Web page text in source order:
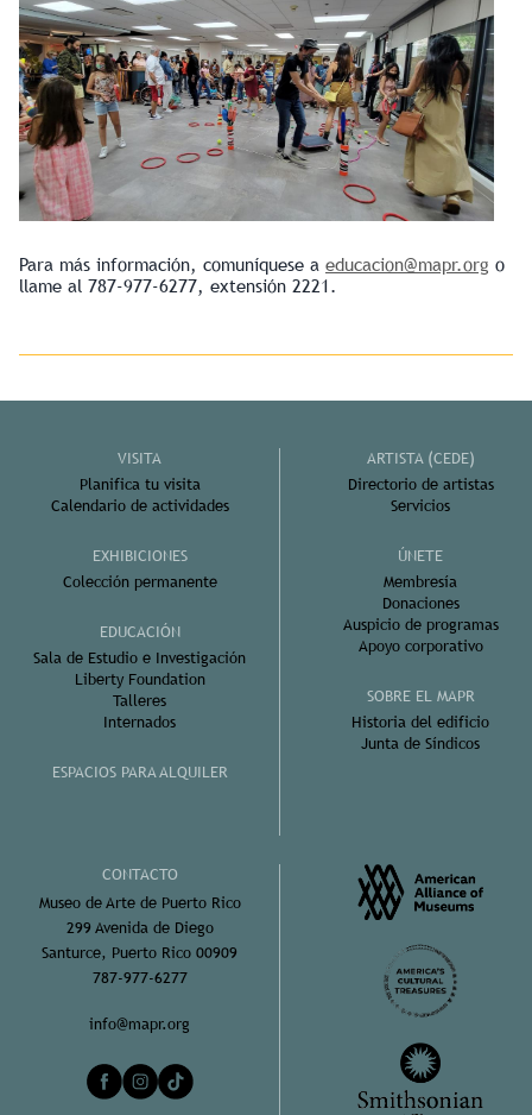
Para más información, comuníquese a educacion@mapr.org o
llame al 787-977-6277, extensión 2221.
VISITA
Planifica tu visita
Calendario de actividades
EXHIBICIONES
Colección permanente
EDUCACIÓN
Sala de Estudio e Investigación
Liberty Foundation
Talleres
Internados
ESPACIOS PARA ALQUILER
ARTISTA (CEDE)
Directorio de artistas
Servicios
ÚNETE
Membresía
Donaciones
Auspicio de programas
Apoyo corporativo
SOBRE EL MAPR
Historia del edificio
Junta de Síndicos
CONTACTO
Museo de Arte de Puerto Rico
299 Avenida de Diego
Santurce, Puerto Rico 00909
787-977-6277
info@mapr.org